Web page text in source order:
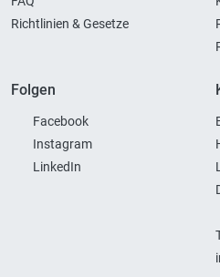
Richtlinien & Gesetze
Folgen
Facebook
Instagram
LinkedIn